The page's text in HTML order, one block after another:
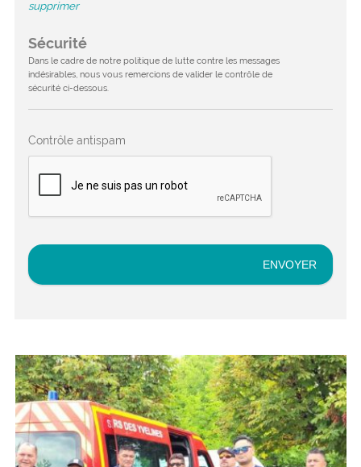
supprimer
Sécurité
Dans le cadre de notre politique de lutte contre les messages
indésirables, nous vous remercions de valider le contrôle de
sécurité ci-dessous.
Contrôle antispam